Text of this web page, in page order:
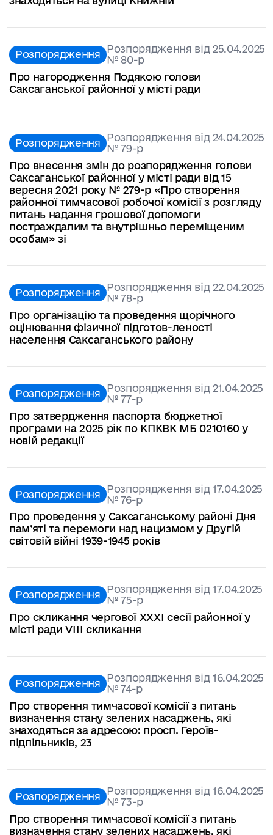
Розпорядження Розпорядження від 25.04.2025
№ 80-р
Про нагородження Подякою голови
Саксаганської районної у місті ради
Розпорядження Розпорядження від 24.04.2025
№ 79-р
Про внесення змін до розпорядження голови
Саксаганської районної у місті ради від 15
вересня 2021 року № 279-р «Про створення
районної тимчасової робочої комісії з розгляду
питань надання грошової допомоги
постраждалим та внутрішньо переміщеним
особам» зі
Розпорядження Розпорядження від 22.04.2025
№ 78-р
Про організацію та проведення щорічного
оцінювання фізичної підготов-леності
населення Саксаганського району
Розпорядження Розпорядження від 21.04.2025
№ 77-р
Про затвердження паспорта бюджетної
програми на 2025 рік по КПКВК МБ 0210160 у
новій редакції
Розпорядження Розпорядження від 17.04.2025
№ 76-р
Про проведення у Саксаганському районі Дня
пам’яті та перемоги над нацизмом у Другій
світовій війні 1939-1945 років
Розпорядження Розпорядження від 17.04.2025
№ 75-р
Про скликання чергової ХXХІ сесії районної у
місті ради VІІІ скликання
Розпорядження Розпорядження від 16.04.2025
№ 74-р
Про створення тимчасової комісії з питань
визначення стану зелених насаджень, які
знаходяться за адресою: просп. Героїв-
підпільників, 23
Розпорядження Розпорядження від 16.04.2025
№ 73-р
Про створення тимчасової комісії з питань
визначення стану зелених насаджень, які